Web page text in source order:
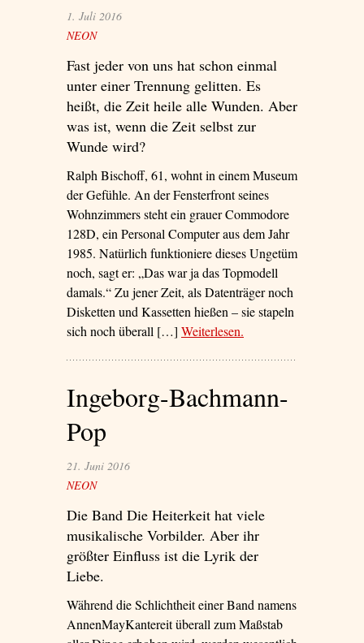
1. Juli 2016
NEON
Fast jeder von uns hat schon einmal
unter einer ­Trennung gelitten. Es
heißt, die Zeit heile alle Wunden. Aber
was ist, wenn die Zeit selbst zur
Wunde wird?
Ralph Bischoff, 61, wohnt in einem Museum
der Gefühle. An der Fensterfront seines
Wohnzimmers steht ein grauer Commodore
128D, ein Personal Computer aus dem Jahr
1985. Natürlich funktioniere dieses Ungetüm
noch, sagt er: „Das war ja das Topmodell
damals.“ Zu jener Zeit, als Datenträger noch
Disketten und Kassetten hießen – sie stapeln
sich noch überall […] Weiterlesen– ‘Herr Bischoff hört
.
Ingeborg-Bachmann-
Pop
21. Juni 2016
NEON
Die Band Die Heiterkeit hat viele
musikalische Vorbilder. Aber ihr
größter Einfluss ist die Lyrik der
Liebe.
Während die Schlichtheit einer Band namens
AnnenMayKantereit überall zum Maßstab